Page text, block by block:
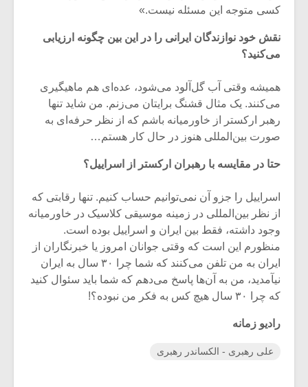
کسی متوجه این مسئله نیست.»
نقش خود نوازندگان ایرانی را در این بین چگونه ارزیابی
می‌کنید؟
همیشه وقتی آب‌ گل‌آلود می‌شود، عده‌ای هم ماهیگیری
می‌کنند. یک مثال قشنگ برایتان می‌زنم. من شاید تنها
رهبر ارکستر از خاورمیانه باشم که از نظر حرفه‌ای به
صورت بین‌المللی هنوز در حال کار هستم…
حتا در مقایسه با رهبران ارکستر از اسراییل؟
اسراییل را جزو آن نمی‌توانیم حساب کنیم. تنها رقابتی که
از نظر بین‌المللی در زمینه موسیقی کلاسیک در خاورمیانه
وجود داشته، فقط بین ایران و اسراییل بوده است.
منظورم این است که وقتی جوانان امروز یا خبرنگاران از
ایران به من تلفن می‌کنند که شما چرا ۳۰ سال به ایران
نیآمدید، من به آن‌ها پاسخ می‌دهم که شما باید سئوال کنید
که چرا ۳۰ سال هیچ کس به فکر من نبوده؟!
رادیو زمانه
علی رهبری - الکساندر رهبری